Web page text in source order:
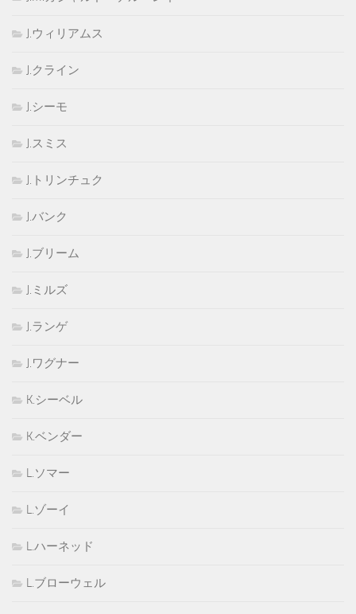
J.ウィリアムス
J.クライン
J.シーモ
J.スミス
J.トリンチュク
J.バンク
J.ブリーム
J.ミルズ
J.ランゲ
J.ワグナー
K.シーベル
K.ベンダー
L.ソマー
L.ゾーイ
L.ハーネッド
L.ブローウェル